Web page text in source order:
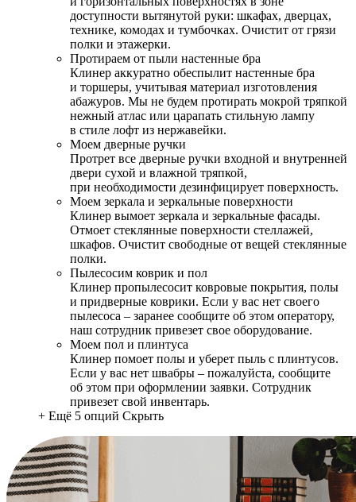
доступности вытянутой руки: шкафах, дверцах,
технике, комодах и тумбочках. Очистит от грязи
полки и этажерки.
Протираем от пыли настенные бра
Клинер аккуратно обеспылит настенные бра
и торшеры, учитывая материал изготовления
абажуров. Мы не будем протирать мокрой тряпкой
нежный атлас или царапать стильную лампу
в стиле лофт из нержавейки.
Моем дверные ручки
Протрет все дверные ручки входной и внутренней
двери сухой и влажной тряпкой,
при необходимости дезинфицирует поверхность.
Моем зеркала и зеркальные поверхности
Клинер вымоет зеркала и зеркальные фасады.
Отмоет стеклянные поверхности стеллажей,
шкафов. Очистит свободные от вещей стеклянные
полки.
Пылесосим коврик и пол
Клинер пропылесосит ковровые покрытия, полы
и придверные коврики. Если у вас нет своего
пылесоса – заранее сообщите об этом оператору,
наш сотрудник привезет свое оборудование.
Моем пол и плинтуса
Клинер помоет полы и уберет пыль с плинтусов.
Если у вас нет швабры – пожалуйста, сообщите
об этом при оформлении заявки. Сотрудник
привезет свой инвентарь.
+ Ещё 5 опций Скрыть